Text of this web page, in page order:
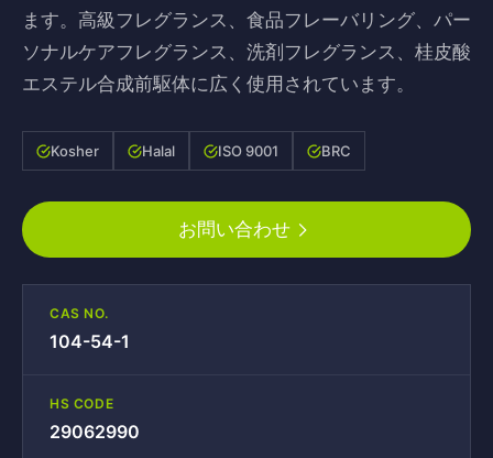
ます。高級フレグランス、食品フレーバリング、パー
ソナルケアフレグランス、洗剤フレグランス、桂皮酸
エステル合成前駆体に広く使用されています。
Kosher Halal ISO 9001 BRC
お問い合わせ
CAS NO.
104-54-1
HS CODE
29062990